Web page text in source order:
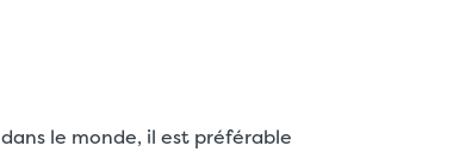
le monde, il est préférable